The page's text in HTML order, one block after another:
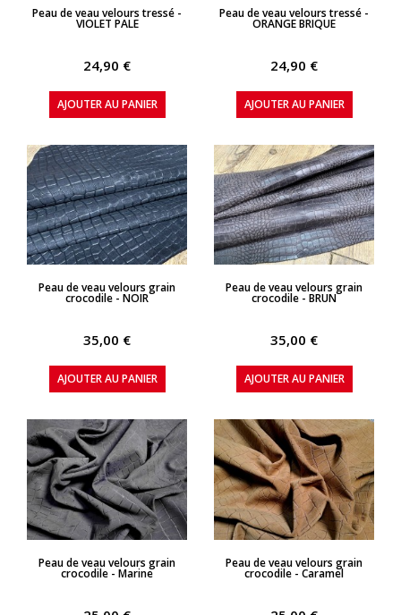
APERÇU RAPIDE
Peau de veau velours tressé -
VIOLET PALE
24,90 €
AJOUTER AU PANIER
APERÇU RAPIDE
Peau de veau velours tressé -
ORANGE BRIQUE
24,90 €
AJOUTER AU PANIER
APERÇU RAPIDE
Peau de veau velours grain
crocodile - NOIR
35,00 €
AJOUTER AU PANIER
APERÇU RAPIDE
Peau de veau velours grain
crocodile - BRUN
35,00 €
AJOUTER AU PANIER
APERÇU RAPIDE
Peau de veau velours grain
crocodile - Marine
APERÇU RAPIDE
Peau de veau velours grain
crocodile - Caramel